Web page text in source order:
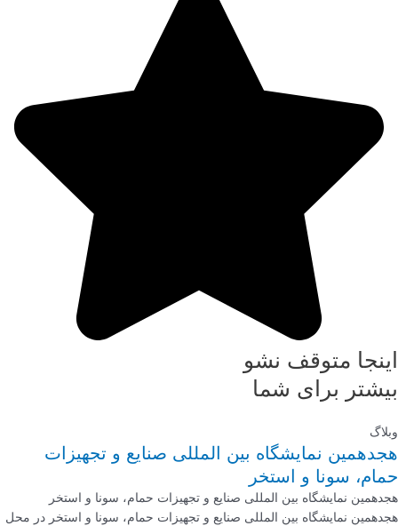
اینجا متوقف نشو
بیشتر برای شما
وبلاگ
هجدهمین نمایشگاه بین المللی صنایع و تجهیزات
حمام، سونا و استخر
هجدهمین نمایشگاه بین المللی صنایع و تجهیزات حمام، سونا و استخر
هجدهمین نمایشگاه بین المللی صنایع و تجهیزات حمام، سونا و استخر در محل